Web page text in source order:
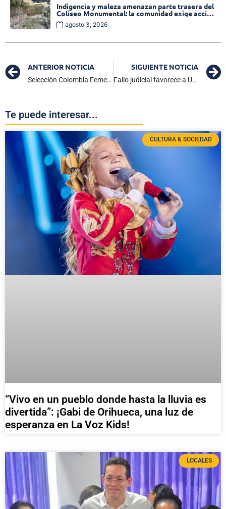
Indigencia y maleza amenazan parte trasera del
Coliseo Monumental: la comunidad exige acción
inmediata!
agosto 3, 2026
ANTERIOR NOTICIA
Selección Colombia Femenina Sub-20 busca los cuartos del Mundial ante Corea del Sur
SIGUIENTE NOTICIA
Fallo judicial favorece a UNGRD: Rechazan tutela de Sneyder Pinilla
Te puede interesar...
CULTURA & SOCIEDAD
“Vivo en un pueblo donde hasta la lluvia es
divertida”: ¡Gabi de Orihueca, una luz de
esperanza en La Voz Kids!
LOCALES